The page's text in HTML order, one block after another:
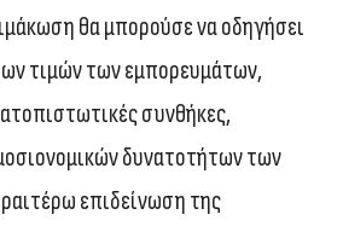
θα μπορούσε να οδηγήσει
τιμών των εμπορευμάτων,
συνθήκες,
δυνατοτήτων των
επιδείνωση της